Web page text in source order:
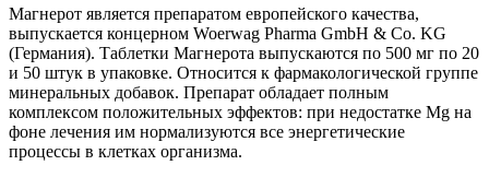
Магнерот является препаратом европейского качества,
выпускается концерном Woerwag Pharma GmbH & Co. KG
(Германия). Таблетки Магнерота выпускаются по 500 мг по 20
и 50 штук в упаковке. Относится к фармакологической группе
минеральных добавок. Препарат обладает полным
комплексом положительных эффектов: при недостатке Mg на
фоне лечения им нормализуются все энергетические
процессы в клетках организма.